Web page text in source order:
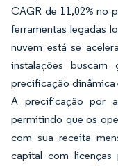
CAGR de 11,02% no
ferramentas legadas
nuvem está se
instalações
precificação dinâmica
A precificação por
permitindo que os
com sua receita
capital com licenças